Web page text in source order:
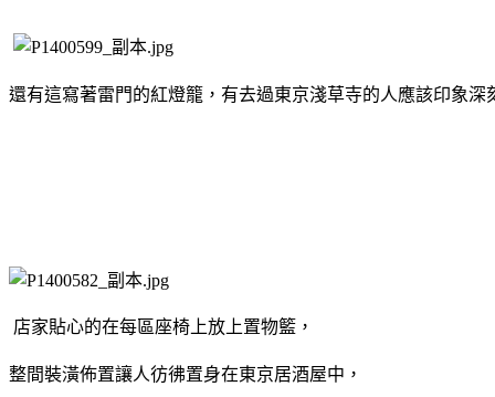
還有這寫著雷門的紅燈籠，有去過東京淺草寺的人應該印象深
店家貼心的在每區座椅上放上置物籃，
整間裝潢佈置讓人彷彿置身在東京居酒屋中，